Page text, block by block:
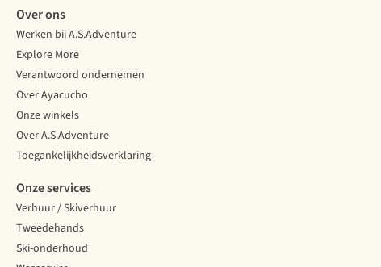
Over ons
Werken bij A.S.Adventure
Explore More
Verantwoord ondernemen
Over Ayacucho
Onze winkels
Over A.S.Adventure
Toegankelijkheidsverklaring
Onze services
Verhuur / Skiverhuur
Tweedehands
Ski-onderhoud